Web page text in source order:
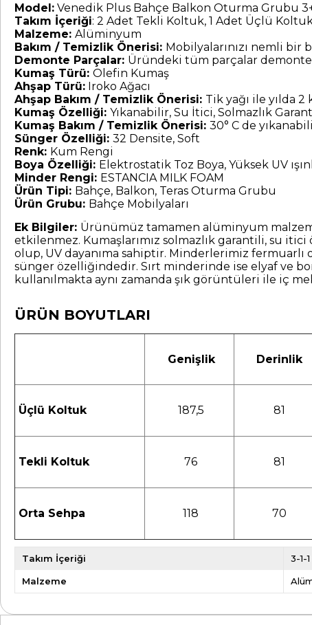
Model: Venedik Plus Bahçe Balkon Oturma Grubu
Takım İçeriği: 2 Adet Tekli Koltuk, 1 Adet Üçlü
Malzeme: Alüminyum
Bakım / Temizlik Önerisi: Mobilyalarınızı nemli bir
Demonte Parçalar: Üründeki tüm parçalar
Kumaş Türü: Olefin Kumaş
Ahşap Türü: Iroko Ağacı
Ahşap Bakım / Temizlik Önerisi: Tik yağı ile yılda
Kumaş Özelliği: Yıkanabilir, Su İtici, Solmazlık
Kumaş Bakım / Temizlik Önerisi: 30° C de
Sünger Özelliği: 32 Densite, Soft
Renk: Kum Rengi
Boya Özelliği: Elektrostatik Toz Boya, Yüksek UV
Minder Rengi: ESTANCIA MILK FOAM
Ürün Tipi: Bahçe, Balkon, Teras Oturma Grubu
Ürün Grubu: Bahçe Mobilyaları
Ek Bilgiler: Ürünümüz tamamen alüminyum
etkilenmez. Kumaşlarımız solmazlık garantili, su
olup, UV dayanıma sahiptir. Minderlerimiz fermuarlı
sünger özelliğindedir. Sırt minderinde ise elyaf ve
kullanılmakta aynı zamanda şık görüntüleri ile iç
ÜRÜN BOYUTLARI
Genişlik Derinlik
Üçlü Koltuk 187,5 81
Tekli Koltuk 76 81
Orta Sehpa 118 70
Takım İçeriği 3-1-
Malzeme